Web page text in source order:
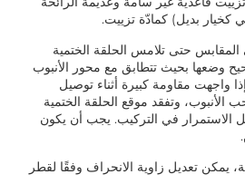
كخيار بديل) كمادّة تزييت.
المقابس حتى تلامس الحلقة الختمية
وضعها بحيث تتطابق مع محور الأنبوب
واجهت مقاومة كبيرة أثناء توصيل
الأنبوب، وتفقد موقع الحلقة الختمية
الاستمرار في التركيب. يجب أن يكون
يمكن تعديل زاوية الانحراف وفقًا لقطر